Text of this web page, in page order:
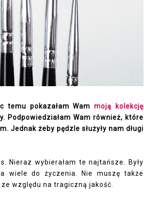
temu pokazałam Wammoją kolekcję
Podpowiedziałam Wam również, które
Jednak żeby pędzle służyły nam długi
Nieraz wybierałam te najtańsze. Były
wiele do życzenia. Nie muszę także
względu na tragiczną jakość.